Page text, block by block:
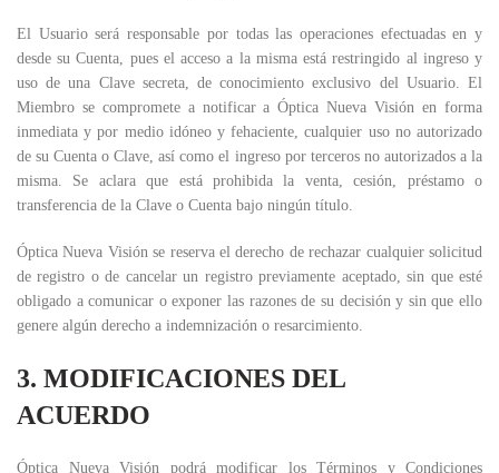
El Usuario será responsable por todas las operaciones efectuadas en y
desde su Cuenta, pues el acceso a la misma está restringido al ingreso y
uso de una Clave secreta, de conocimiento exclusivo del Usuario. El
Miembro se compromete a notificar a Óptica Nueva Visión en forma
inmediata y por medio idóneo y fehaciente, cualquier uso no autorizado
de su Cuenta o Clave, así como el ingreso por terceros no autorizados a la
misma. Se aclara que está prohibida la venta, cesión, préstamo o
transferencia de la Clave o Cuenta bajo ningún título.
Óptica Nueva Visión se reserva el derecho de rechazar cualquier solicitud
de registro o de cancelar un registro previamente aceptado, sin que esté
obligado a comunicar o exponer las razones de su decisión y sin que ello
genere algún derecho a indemnización o resarcimiento.
3. MODIFICACIONES DEL
ACUERDO
Óptica Nueva Visión podrá modificar los Términos y Condiciones